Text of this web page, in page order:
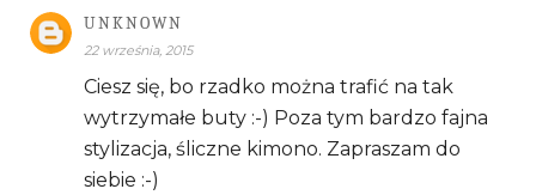
UNKNOWN
22 września, 2015
Ciesz się, bo rzadko można trafić na tak
wytrzymałe buty :-) Poza tym bardzo fajna
stylizacja, śliczne kimono. Zapraszam do
siebie :-)